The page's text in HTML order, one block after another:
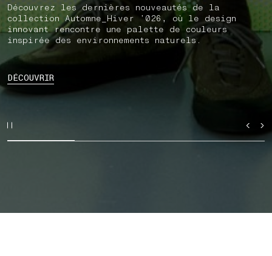
Découvrez les dernières nouveautés de la
collection Automne_Hiver ’026, où le design
innovant rencontre une palette de couleurs
inspirée des environnements naturels.
DÉCOUVRIR